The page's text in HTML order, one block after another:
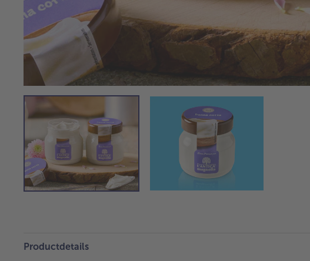
Productdetails